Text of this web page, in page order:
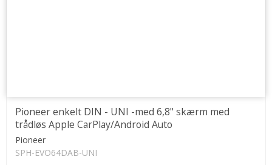
Pioneer enkelt DIN - UNI -med 6,8" skærm med
trådløs Apple CarPlay/Android Auto
Pioneer
SPH-EVO64DAB-UNI